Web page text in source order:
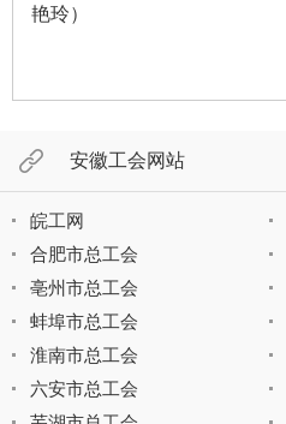
艳玲）
安徽工会网站
皖工网
合肥市总工会
亳州市总工会
蚌埠市总工会
淮南市总工会
六安市总工会